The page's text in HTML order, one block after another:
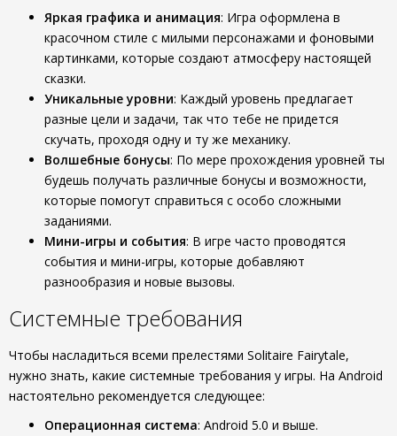
Яркая графика и анимация: Игра оформлена в
красочном стиле с милыми персонажами и фоновыми
картинками, которые создают атмосферу настоящей
сказки.
Уникальные уровни: Каждый уровень предлагает
разные цели и задачи, так что тебе не придется
скучать, проходя одну и ту же механику.
Волшебные бонусы: По мере прохождения уровней ты
будешь получать различные бонусы и возможности,
которые помогут справиться с особо сложными
заданиями.
Мини-игры и события: В игре часто проводятся
события и мини-игры, которые добавляют
разнообразия и новые вызовы.
Системные требования
Чтобы насладиться всеми прелестями Solitaire Fairytale,
нужно знать, какие системные требования у игры. На Android
настоятельно рекомендуется следующее:
Операционная система: Android 5.0 и выше.